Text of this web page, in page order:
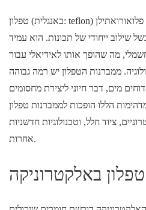
טפלון (באנגלית: teflon) הוא פלואורואתילן (tflooroethylene) הוא
שילוב ייחודי של תכונות. הוא עמיד
מה שהופך אותו לאידיאלי עבור
ממברנות הטפלון יש רמה גבוהה
מים, דבר חיוני ליצירת מחסומים
הללו הופכות לממברנות טפלון
ציוד חלל, וטכנולוגיות חדשניות
אחרות.
באלקטרוניקה